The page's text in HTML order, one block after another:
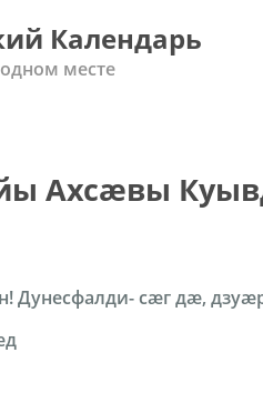
Календарь
месте
Аxcæвы
Дунесфалди- сӕг дӕ,